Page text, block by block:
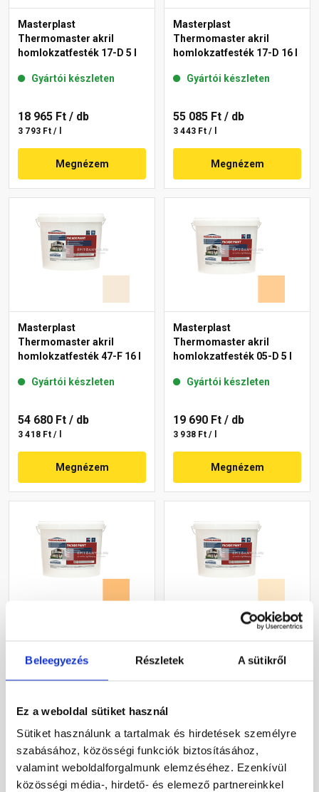
Beleegyezés Részletek A sütikről
Ez a weboldal sütiket használ
Sütiket használunk a tartalmak és hirdetések személyre
szabásához, közösségi funkciók biztosításához,
valamint weboldalforgalmunk elemzéséhez. Ezenkívül
közösségi média-, hirdető- és elemező partnereinkkel
Masterplast
Thermomaster akril
homlokzatfesték 17-D 5 l
Gyártói készleten
18 965 Ft / db
3 793 Ft / l
Megnézem
Masterplast
Thermomaster akril
homlokzatfesték 17-D 16 l
Gyártói készleten
55 085 Ft / db
3 443 Ft / l
Megnézem
Masterplast
Thermomaster akril
homlokzatfesték 47-F 16 l
Gyártói készleten
54 680 Ft / db
3 418 Ft / l
Megnézem
Masterplast
Thermomaster akril
homlokzatfesték 05-D 5 l
Gyártói készleten
19 690 Ft / db
3 938 Ft / l
Megnézem
homlokzatfesték 05-C 5 l
4 475 Ft / l
Megnézem
homlokzatfesték 01-F 16 l
3 445 Ft / l
Megnézem